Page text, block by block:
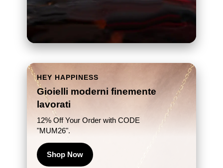
HEY HAPPINESS
Gioielli moderni finemente
lavorati
12% Off Your Order with CODE
"MUM26".
Shop Now